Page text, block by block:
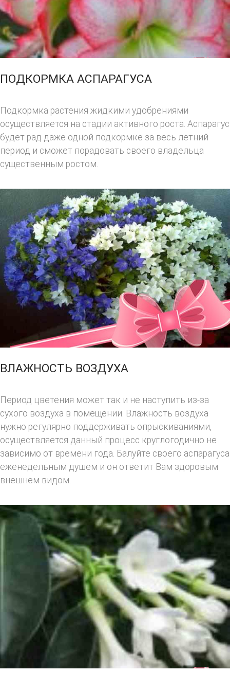
ПОДКОРМКА АСПАРАГУСА
Подкормка растения жидкими удобрениями
осуществляется на стадии активного роста. Аспарагус
будет рад даже одной подкормке за весь летний
период и сможет порадовать своего владельца
существенным ростом.
ВЛАЖНОСТЬ ВОЗДУХА
Период цветения может так и не наступить из-за
сухого воздуха в помещении. Влажность воздуха
нужно регулярно поддерживать опрыскиваниями,
осуществляется данный процесс круглогодично не
зависимо от времени года. Балуйте своего аспарагуса
еженедельным душем и он ответит Вам здоровым
внешнем видом.